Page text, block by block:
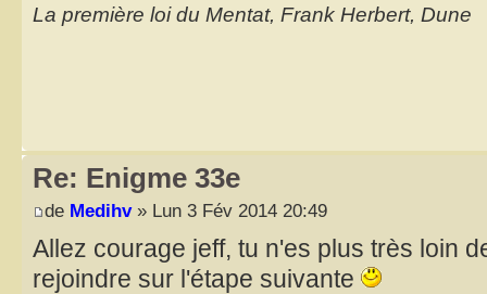
La première loi du Mentat, Frank Herbert, Dune
Re: Enigme 33e
de Medihv» Lun 3 Fév 2014 20:49
Allez courage jeff, tu n'es plus très loin
rejoindre sur l'étape suivante